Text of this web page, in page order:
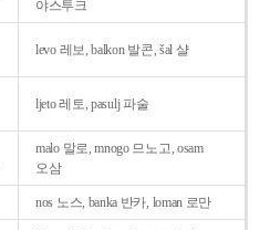
야스투크
levo 레보, balkon 발콘, šal 샬
ljeto 레토, pasulj 파술
malo 말로, mnogo 므노고, osam
오삼
nos 노스, banka 반카, loman 로만